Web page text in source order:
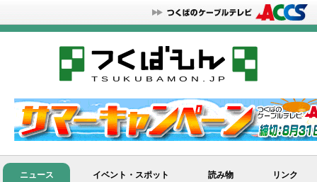
ニュース イベント・スポット 読み物 リンク